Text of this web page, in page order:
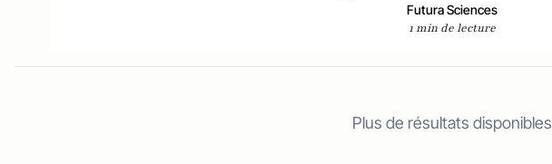
Futura Sciences
1 min de lecture
Plus de résultats disponibles